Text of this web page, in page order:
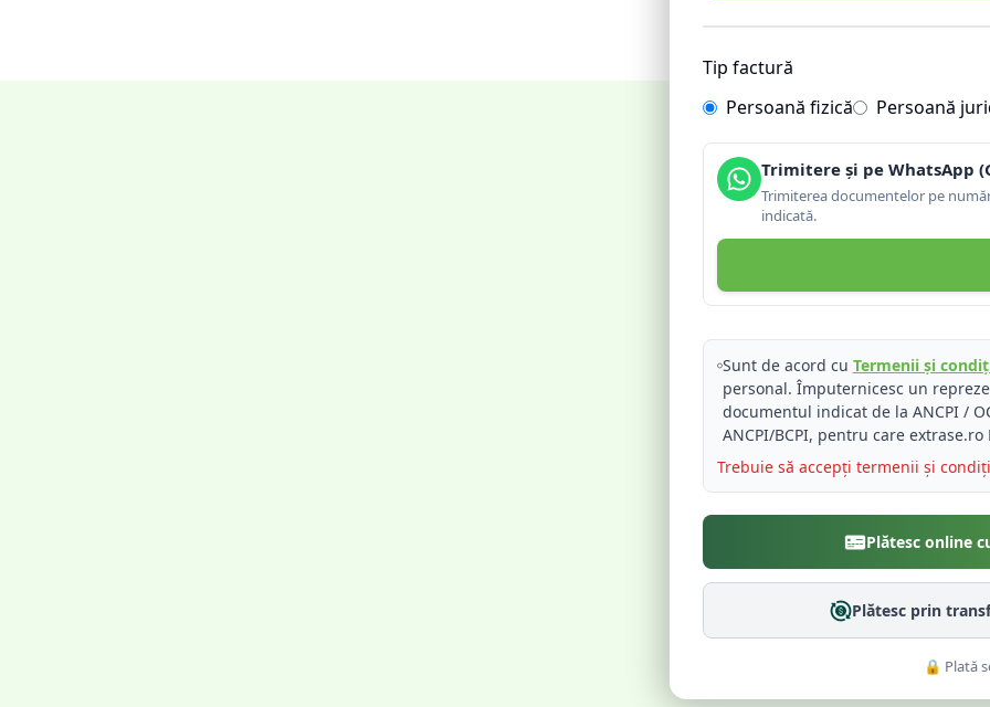
Tip factură
Persoană fizică
Persoană
Trimitere și pe WhatsApp
Trimiterea documentelor pe
indicată.
Sunt de acord cu Termenii și
personal. Împuternicesc un
documentul indicat de la ANCPI /
ANCPI/BCPI, pentru care
Trebuie să accepți termenii și
Plătesc online
Plătesc prin
🔒 Plată